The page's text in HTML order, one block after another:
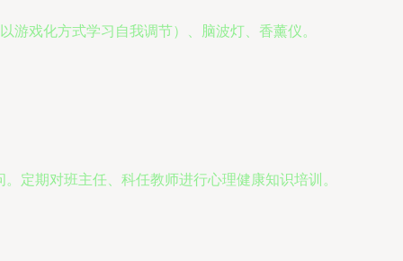
戏化方式学习自我调节）、脑波灯、香薰仪。
定期对班主任、科任教师进行心理健康知识培训。